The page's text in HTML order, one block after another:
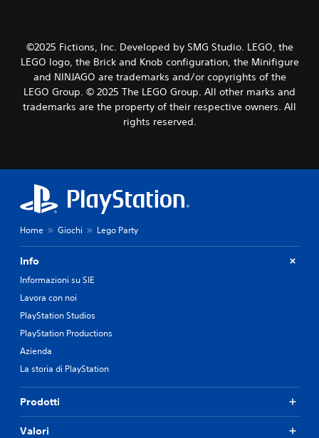
©2025 Fictions, Inc. Developed by SMG Studio. LEGO, the
LEGO logo, the Brick and Knob configuration, the Minifigure
and NINJAGO are trademarks and/or copyrights of the
LEGO Group. © 2025 The LEGO Group. All other marks and
trademarks are the property of their respective owners. All
rights reserved.
Home Giochi Lego Party
Info
Informazioni su SIE
Lavora con noi
PlayStation Studios
PlayStation Productions
Azienda
La storia di PlayStation
Prodotti
Valori